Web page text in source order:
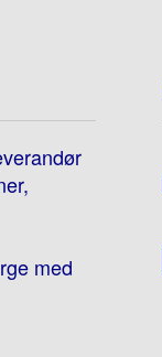
med